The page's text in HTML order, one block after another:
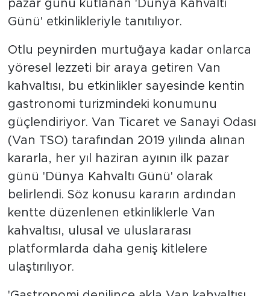
pazar günü kutlanan 'Dünya Kahvaltı
Günü' etkinlikleriyle tanıtılıyor.
Otlu peynirden murtuğaya kadar onlarca
yöresel lezzeti bir araya getiren Van
kahvaltısı, bu etkinlikler sayesinde kentin
gastronomi turizmindeki konumunu
güçlendiriyor. Van Ticaret ve Sanayi Odası
(Van TSO) tarafından 2019 yılında alınan
kararla, her yıl haziran ayının ilk pazar
günü 'Dünya Kahvaltı Günü' olarak
belirlendi. Söz konusu kararın ardından
kentte düzenlenen etkinliklerle Van
kahvaltısı, ulusal ve uluslararası
platformlarda daha geniş kitlelere
ulaştırılıyor.